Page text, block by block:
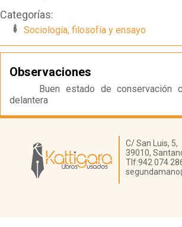
Categorías:
Sociología, filosofía y ensayo
Observaciones
Buen estado de
delantera
Librería Kattigara
C/ San Luis, 5,
39010,
Tlf:942 074